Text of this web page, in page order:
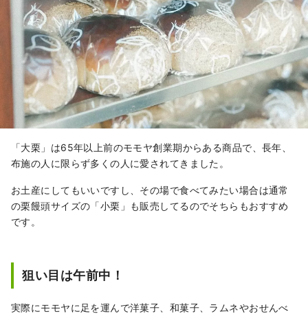
「大栗」は65年以上前のモモヤ創業期からある商品で、長年、
布施の人に限らず多くの人に愛されてきました。
お土産にしてもいいですし、その場で食べてみたい場合は通常
の栗饅頭サイズの「小栗」も販売してるのでそちらもおすすめ
です。
狙い目は午前中！
実際にモモヤに足を運んで洋菓子、和菓子、ラムネやおせんべ